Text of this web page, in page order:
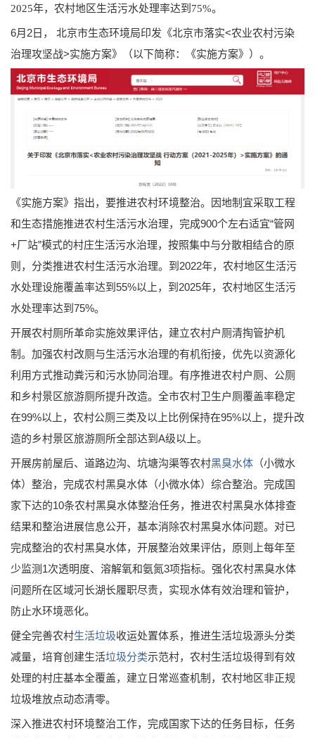
2025年，农村地区生活污水处理率达到75%。
6月2日， 北京市生态环境局印发《北京市落实<农业农村污染
治理攻坚战>实施方案》（以下简称：《实施方案》）。
《实施方案》指出，要推进农村环境整治。因地制宜采取工程
和生态措施推进农村生活污水治理，完成900个左右适宜“管网
+厂站”模式的村庄生活污水治理，按照集中与分散相结合的原
则，分类推进农村生活污水治理。到2022年，农村地区生活污
水处理设施覆盖率达到55%以上，到2025年，农村地区生活污
水处理率达到75%。
开展农村厕所革命实施效果评估，建立农村户厕清掏管护机
制。加强农村改厕与生活污水治理的有机衔接，优先以资源化
利用方式推动粪污和污水协同治理。有序推进农村户厕、公厕
和乡村景区旅游厕所提升改造。全市农村卫生户厕覆盖率稳定
在99%以上，农村公厕三类及以上比例保持在95%以上，提升改
造的乡村景区旅游厕所全部达到A级以上。
开展房前屋后、道路边沟、坑塘沟渠等农村黑臭水体 （小微水
体）整治，完成农村黑臭水体（小微水体）综合整治。完成国
家下达的10条农村黑臭水体整治任务，推进农村黑臭水体排查
结果和整治进展信息公开，基本消除农村黑臭水体问题。对已
完成整治的农村黑臭水体，开展整治效果评估，原则上每年至
少监测1次透明度、溶解氧和氨氮3项指标。强化农村黑臭水体
问题所在区域河长湖长履职尽责，实现水体有效治理和管护，
防止水环境恶化。
健全完善农村生活垃圾收运处置体系，推进生活垃圾源头分类
减量，培育创建生活垃圾分类示范村，农村生活垃圾得到有效
处理的村庄基本全覆盖，建立日常巡查机制，农村地区非正规
垃圾堆放点动态清零。
深入推进农村环境整治工作，完成国家下达的任务目标，任务